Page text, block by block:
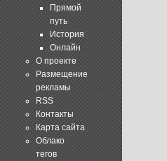
Прямой
путь
История
Онлайн
О проекте
Размещение
рекламы
RSS
Контакты
Карта сайта
Облако
тегов